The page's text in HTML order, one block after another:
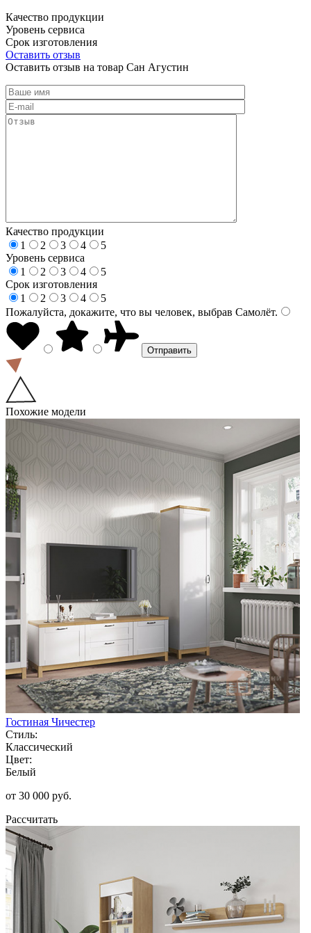
Качество продукции
Уровень сервиса
Срок изготовления
Оставить отзыв
Оставить отзыв на товар Сан Агустин
Качество продукции
1
2 3 4
5
Уровень сервиса
1
2 3 4
5
Срок изготовления
1
2 3 4
5
Пожалуйста, докажите, что вы человек, выбрав Самолёт.
Похожие модели
Гостиная Чичестер
Стиль:
Классический
Цвет:
Белый
от 30 000 руб.
Рассчитать